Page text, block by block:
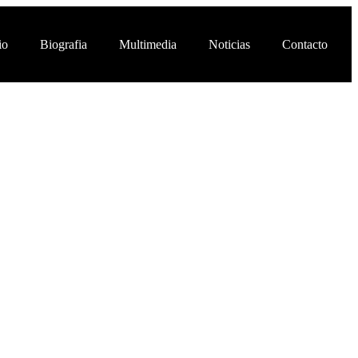
Biografia Multimedia Noticias Contacto